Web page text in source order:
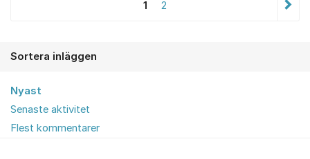
1 2
Sortera inläggen
Nyast
Senaste aktivitet
Flest kommentarer